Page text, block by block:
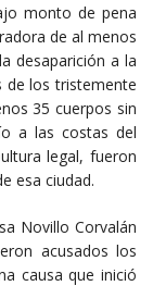
monto de pena
de al menos
desaparición a la
de los tristemente
35 cuerpos sin
a las costas del
legal, fueron
esa ciudad.
Novillo Corvalán
acusados los
causa que inició